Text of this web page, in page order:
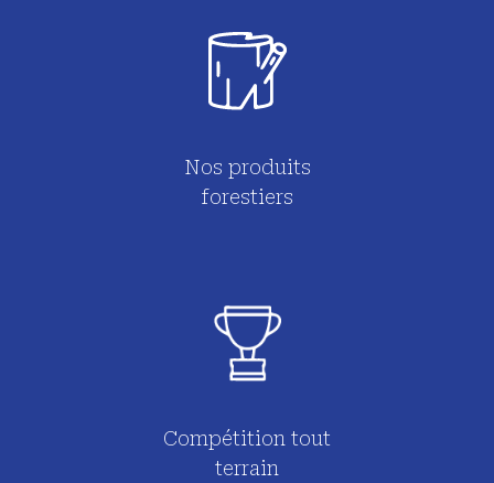
Nos produits
forestiers
Compétition tout
terrain